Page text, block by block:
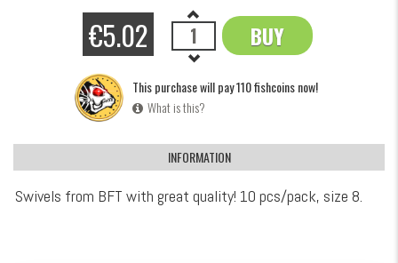
€5.02 BUY
OK
This purchase will pay 110 fishcoins now!
What is this?
INFORMATION
Swivels from BFT with great quality! 10 pcs/pack, size 8.